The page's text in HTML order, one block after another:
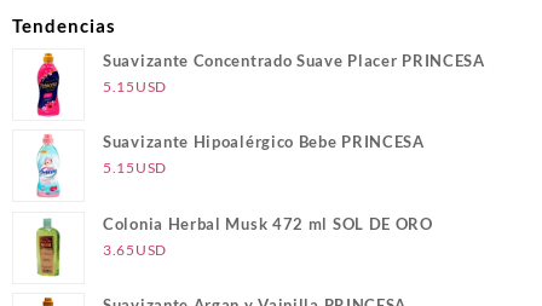
Tendencias
Suavizante Concentrado Suave Placer PRINCESA
5.15 USD
Suavizante Hipoalérgico Bebe PRINCESA
5.15 USD
Colonia Herbal Musk 472 ml SOL DE ORO
3.65 USD